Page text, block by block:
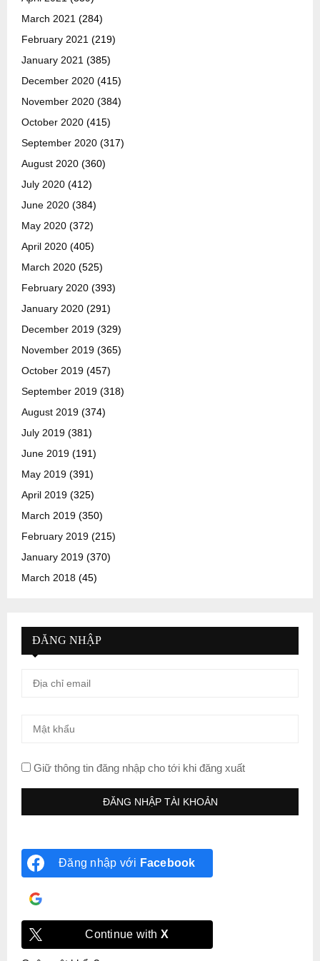
March 2021 (284)
February 2021 (219)
January 2021 (385)
December 2020 (415)
November 2020 (384)
October 2020 (415)
September 2020 (317)
August 2020 (360)
July 2020 (412)
June 2020 (384)
May 2020 (372)
April 2020 (405)
March 2020 (525)
February 2020 (393)
January 2020 (291)
December 2019 (329)
November 2019 (365)
October 2019 (457)
September 2019 (318)
August 2019 (374)
July 2019 (381)
June 2019 (191)
May 2019 (391)
April 2019 (325)
March 2019 (350)
February 2019 (215)
January 2019 (370)
March 2018 (45)
ĐĂNG NHẬP
Giữ thông tin đăng nhập cho tới khi đăng xuất
Đăng nhập với Facebook
Continue with X